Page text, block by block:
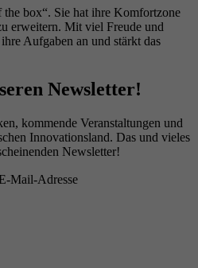
box“. Sie hat ihre Komfortzone
erweitern. Mit viel Freude und
Aufgaben an und stärkt das
Newsletter!
kommende Veranstaltungen und
Innovationsland. Das und vieles
Newsletter!
Mail-Adresse